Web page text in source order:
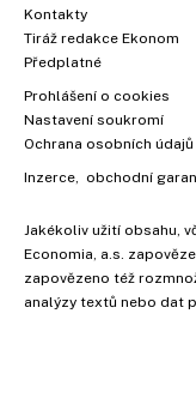
Kontakty
Tiráž redakce Ekonom
Předplatné
Prohlášení o cookies
Nastavení soukromí
Ochrana osobních údajů
Inzerce , obchodní
Jakékoliv užití obsahu,
Economia, a.s.
zapovězeno též
analýzy textů nebo dat